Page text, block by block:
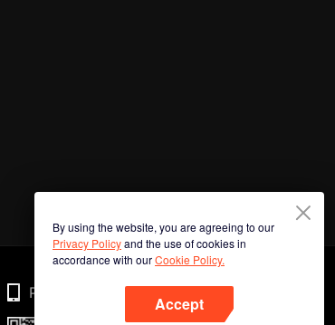
By using the website, you are agreeing to our
Privacy Policyand the use of cookies in
accordance with ourCookie Policy.
Accept
Phone